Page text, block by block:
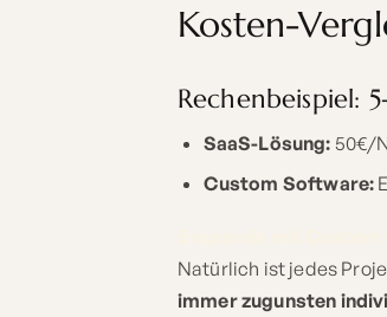
Kosten-
Rechenbeispiel:
SaaS-Lösung: 50€/
Custom Software:
Natürlich ist jedes
immer zugunsten